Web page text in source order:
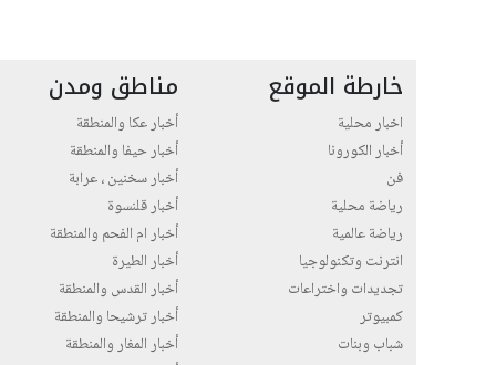
خارطة الموقع
اخبار محلية
أخبار الكورونا
فن
رياضة محلية
رياضة عالمية
انترنت وتكنولوجيا
تجديدات واختراعات
كمبيوتر
شباب وبنات
مناطق ومدن
أخبار عكا والمنطقة
أخبار حيفا والمنطقة
أخبار سخنين ، عرابة
أخبار قلنسوة
أخبار ام الفحم والمنطقة
أخبار الطيرة
أخبار القدس والمنطقة
أخبار ترشيحا والمنطقة
أخبار المغار والمنطقة